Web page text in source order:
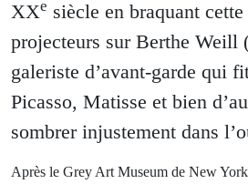
XXe siècle en braquant
projecteurs sur Berthe Weill
galeriste d’avant-garde qui
Picasso, Matisse et bien
sombrer injustement dans
Après le Grey Art Museum de New